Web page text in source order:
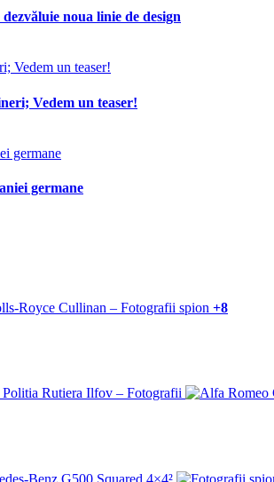
noua linie de design
Vedem un teaser!
germane
+8